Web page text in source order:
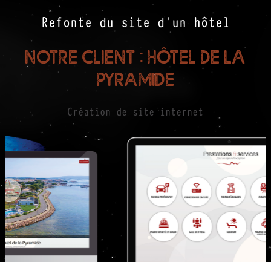
Refonte du site d'un hôtel
Notre client : Hôtel de la
Pyramide
Création de site internet